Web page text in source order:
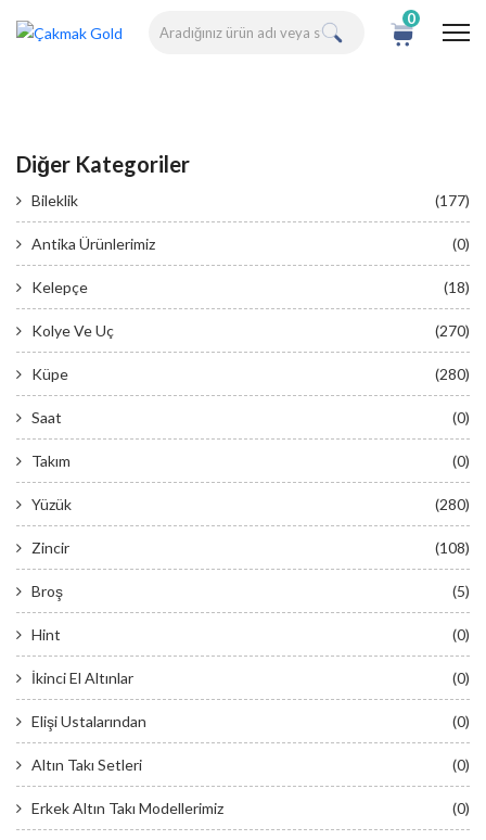
0
Diğer Kategoriler
Bileklik (177)
Antika Ürünlerimiz (0)
Kelepçe (18)
Kolye Ve Uç (270)
Küpe (280)
Saat (0)
Takım (0)
Yüzük (280)
Zincir (108)
Broş (5)
Hint (0)
İkinci El Altınlar (0)
Elişi Ustalarından (0)
Altın Takı Setleri (0)
Erkek Altın Takı Modellerimiz (0)